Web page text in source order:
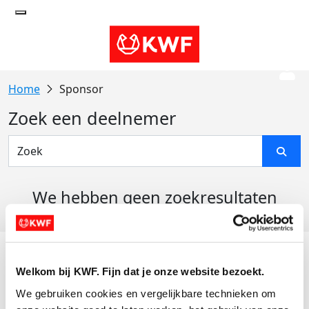
Welkom bij KWF. Fijn dat je onze website bezoekt.
We gebruiken cookies en vergelijkbare technieken om
Sponsor
Zoek een deelnemer
We hebben geen zoekresultaten
Actiematerialen
Evenementen